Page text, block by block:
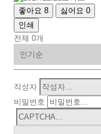
좋아요 8 싫어요 0
인쇄
전체 0개
작성자
비밀번호